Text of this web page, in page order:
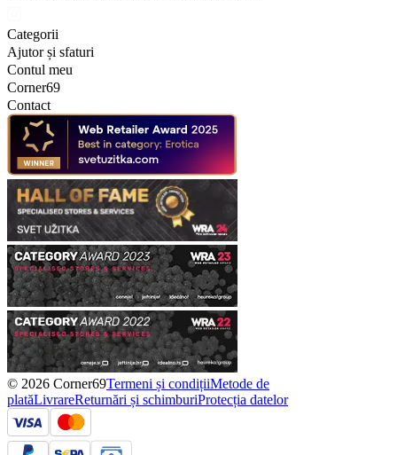
Categorii
Ajutor și sfaturi
Contul meu
Corner69
Contact
© 2026 Corner69Termeni și condițiiMetode de
platăLivrareReturnări și schimburiProtecția datelor